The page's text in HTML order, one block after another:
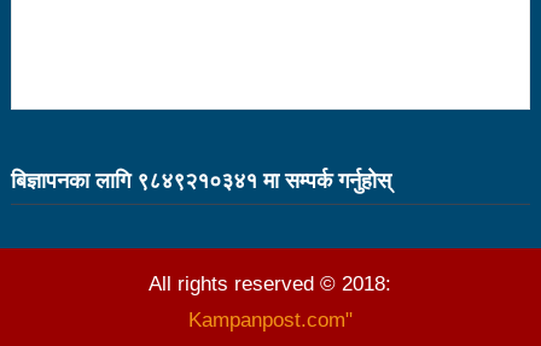
भारतमा लामखुट्टेबाट सर्ने जिका भाइरसको संक्रमण पुष्टि
नियोगहरूको क्षमता अभिवृद्धि गर्नुपर्छ: प्रधानमन्त्री
के छ रास्वपाका महामन्त्री डा ढकालको बैठकमा पेस गर्न
बिज्ञापनका लागि ९८४९२१०३४१ मा सम्पर्क गर्नुहाेस्
All rights reserved © 2018:
Kampanpost.com"